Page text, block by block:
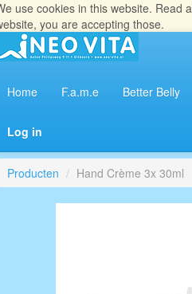
use cookies in this website. Read
you are accepting those.
Home F.a.m.e Better Belly
Log in
Producten Hand Crème 3x 30ml